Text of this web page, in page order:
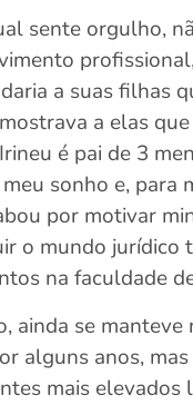
sente orgulho,
a suas filhas
a elas
é pai de 3
sonho e, para
por motivar
o mundo jurídico
na faculdade
ainda se manteve
alguns anos,
mais elevados